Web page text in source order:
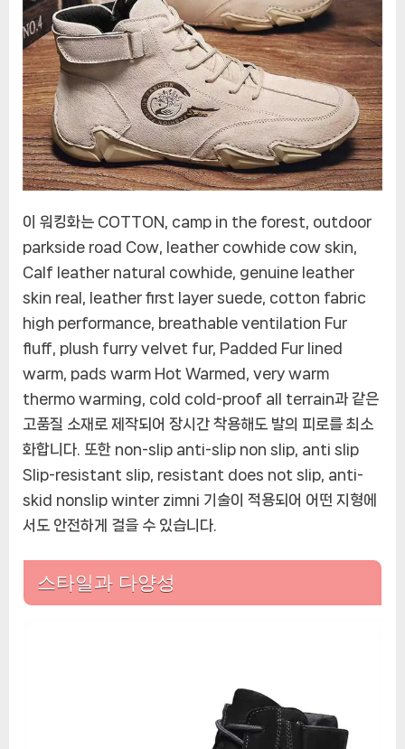
이 워킹화는 COTTON, camp in the forest, outdoor
parkside road Cow, leather cowhide cow skin,
Calf leather natural cowhide, genuine leather
skin real, leather first layer suede, cotton fabric
high performance, breathable ventilation Fur
fluff, plush furry velvet fur, Padded Fur lined
warm, pads warm Hot Warmed, very warm
thermo warming, cold cold-proof all terrain과 같은
고품질 소재로 제작되어 장시간 착용해도 발의 피로를 최소
화합니다. 또한 non-slip anti-slip non slip, anti slip
Slip-resistant slip, resistant does not slip, anti-
skid nonslip winter zimni 기술이 적용되어 어떤 지형에
서도 안전하게 걸을 수 있습니다.
스타일과 다양성